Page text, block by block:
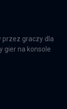
przez graczy dla
gier na konsole